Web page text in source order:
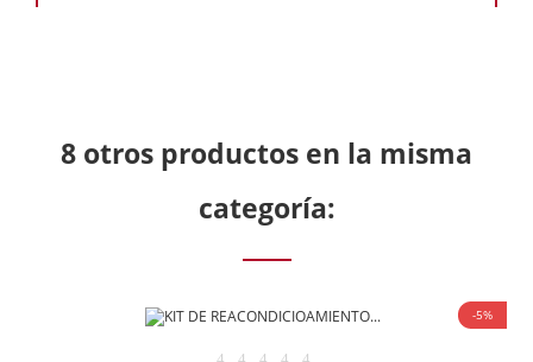
8 otros productos en la misma
categoría:
-5%